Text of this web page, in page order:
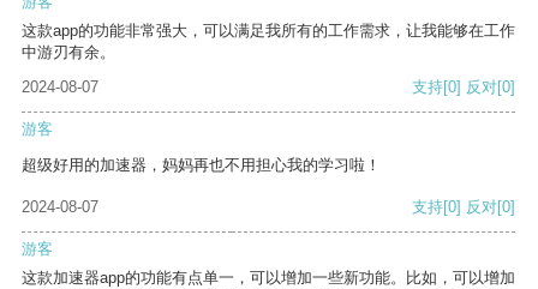
这款app的功能非常强大，可以满足我所有的工作需求，让我能够在工作
中游刃有余。
2024-08-07
支持[0] 反对[0]
游客
超级好用的加速器，妈妈再也不用担心我的学习啦！
2024-08-07 支持[0] 反对[0]
游客
这款加速器app的功能有点单一，可以增加一些新功能。比如，可以增加